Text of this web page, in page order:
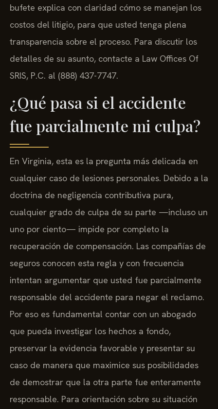
bufete explica con claridad cómo se manejan los
costos del litigio, para que usted tenga plena
transparencia sobre el proceso. Para discutir los
detalles de su asunto, contacte a Law Offices Of
SRIS, P.C. al (888) 437-7747.
¿Qué pasa si el accidente
fue parcialmente mi culpa?
En Virginia, esta es la pregunta más delicada en
cualquier caso de lesiones personales. Debido a la
doctrina de negligencia contributiva pura,
cualquier grado de culpa de su parte —incluso un
uno por ciento— impide por completo la
recuperación de compensación. Las compañías de
seguros conocen esta regla y con frecuencia
intentan argumentar que usted fue parcialmente
responsable del accidente para negar el reclamo.
Por eso es fundamental contar con un abogado
que pueda investigar los hechos a fondo,
preservar la evidencia favorable y presentar su
caso de manera que maximice sus posibilidades
de demostrar que la otra parte fue enteramente
responsable. Para orientación sobre su situación